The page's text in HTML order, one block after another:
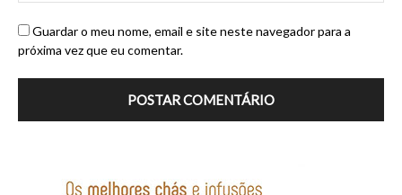
Guardar o meu nome, email e site neste navegador para a
próxima vez que eu comentar.